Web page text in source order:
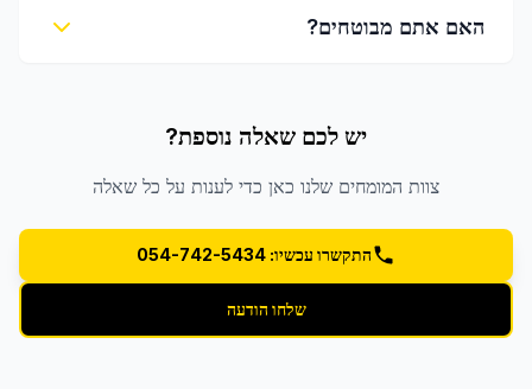
האם אתם מבוטחים?
יש לכם שאלה נוספת?
צוות המומחים שלנו כאן כדי לענות על כל שאלה
התקשרו עכשיו: 054-742-5434
שלחו הודעה